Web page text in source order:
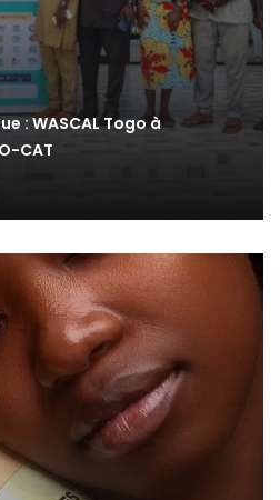
: WASCAL Togo à
CAT